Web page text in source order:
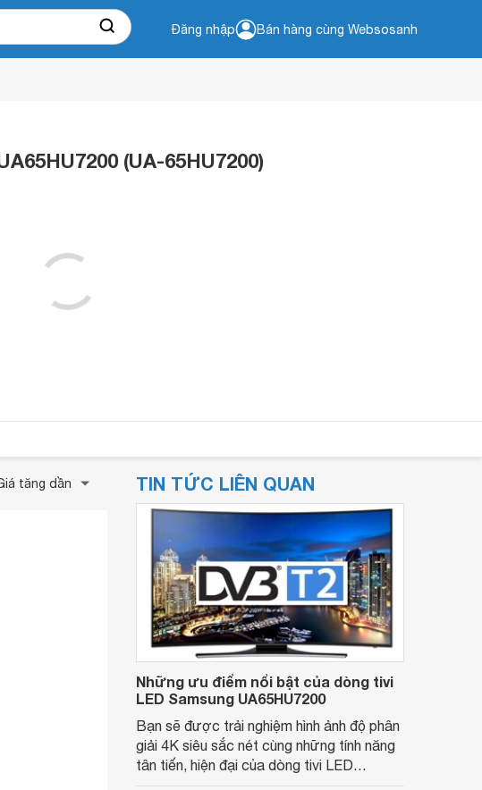
Đăng nhập Bán hàng cùng Websosanh
(UA-65HU7200)
tăng dần TIN TỨC LIÊN QUAN
Những ưu điểm nổi bật của dòng tivi
LED Samsung UA65HU7200
Bạn sẽ được trải nghiệm hình ảnh độ phân
giải 4K siêu sắc nét cùng những tính năng
tân tiến, hiện đại của dòng tivi LED